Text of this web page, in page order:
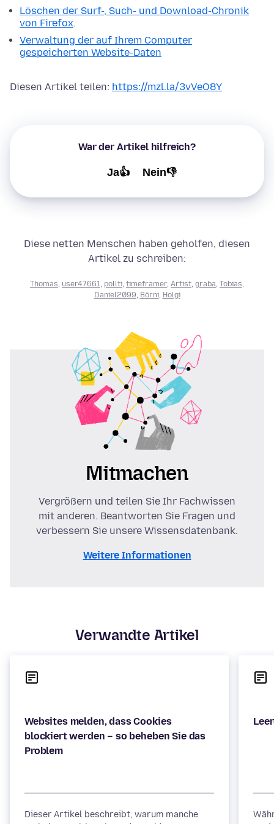
Löschen der Surf-, Such- und Download-Chronik
von Firefox.
Verwaltung der auf Ihrem Computer
gespeicherten Website-Daten
Diesen Artikel teilen: https://mzl.la/3vVeO8Y
War der Artikel hilfreich?
Ja👍 Nein👎
Diese netten Menschen haben geholfen, diesen
Artikel zu schreiben:
Thomas user47661 pollti timeframer, Artist graba Tobias
Daniel2099 Börni, Holgi
Mitmachen
Vergrößern und teilen Sie Ihr Fachwissen
mit anderen. Beantworten Sie Fragen und
verbessern Sie unsere Wissensdatenbank.
Weitere Informationen
Verwandte Artikel
Websites melden, dass Cookies
blockiert werden – so beheben Sie das
Problem
Dieser Artikel beschreibt, warum manche